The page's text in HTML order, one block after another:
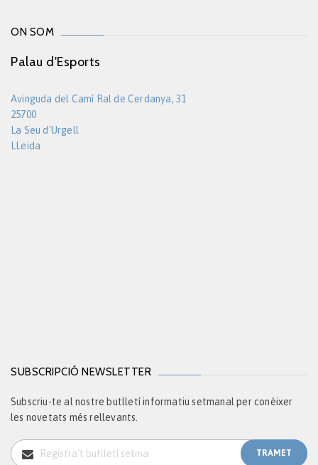
ON SOM
Palau d'Esports
Avinguda del Camí Ral de Cerdanya, 31
25700
La Seu d'Urgell
LLeida
SUBSCRIPCIÓ NEWSLETTER
Subscriu-te al nostre butlletí informatiu setmanal per conèixer
les novetats més rellevants.